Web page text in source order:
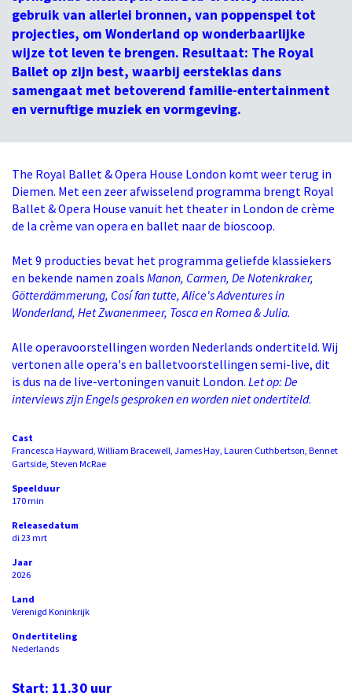
gebruik van allerlei bronnen, van poppenspel tot
projecties, om Wonderland op wonderbaarlijke
wijze tot leven te brengen. Resultaat: The Royal
Ballet op zijn best, waarbij eersteklas dans
samengaat met betoverend familie-entertainment
en vernuftige muziek en vormgeving.
The Royal Ballet & Opera House London komt weer terug in
Diemen. Met een zeer afwisselend programma brengt Royal
Ballet & Opera House vanuit het theater in London de crème
de la crème van opera en ballet naar de bioscoop.
Met 9 producties bevat het programma geliefde klassiekers
en bekende namen zoals Manon, Carmen, De Notenkraker,
Götterdämmerung, Cosí fan tutte, Alice's Adventures in
Wonderland, Het Zwanenmeer, Tosca en Romea & Julia.
Alle operavoorstellingen worden Nederlands ondertiteld. Wij
vertonen alle opera's en balletvoorstellingen semi-live, dit
is dus na de live-vertoningen vanuit London. Let op: De
interviews zijn Engels gesproken en worden niet ondertiteld.
Cast
Francesca Hayward, William Bracewell, James Hay, Lauren Cuthbertson, Bennet
Gartside, Steven McRae
Speelduur
170 min
Releasedatum
di 23 mrt
Jaar
2026
Land
Verenigd Koninkrijk
Ondertiteling
Nederlands
Start: 11.30 uur
Inzoomen